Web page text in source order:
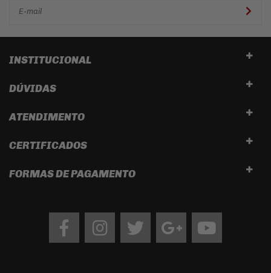
INSTITUCIONAL
DÚVIDAS
ATENDIMENTO
CERTIFICADOS
FORMAS DE PAGAMENTO
FacebookInstagram twitter googleYoutube